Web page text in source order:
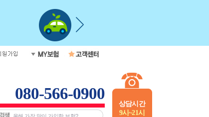
상담시간
9시~21시
080-566-0900